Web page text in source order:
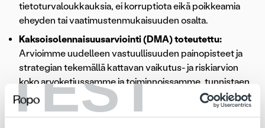
TEST
tietoturvaloukkauksia, ei korruptiota eikä poikkeamia
eheyden tai vaatimustenmukaisuuden osalta.
Kaksoisolennaisuusarviointi (DMA) toteutettu:
Arvioimme uudelleen vastuullisuuden painopisteet ja
strategian tekemällä kattavan vaikutus- ja riskiarvion
koko arvoketjussamme ja toiminnoissamme, tunnistaen
sekä positiiviset, negatiiviset että taloudelliset
vaikutukset.